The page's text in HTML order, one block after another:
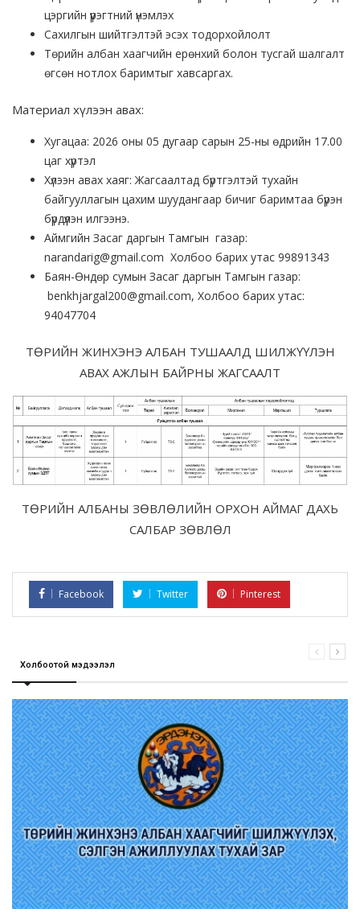
цэргийн үүрэгтний үнэмлэх
Сахилгын шийтгэлтэй эсэх тодорхойлолт
Төрийн албан хаагчийн ерөнхий болон тусгай шалгалт
өгсөн нотлох баримтыг хавсаргах.
Материал хүлээн авах:
Хугацаа: 2026 оны 05 дугаар сарын 25-ны өдрийн 17.00
цаг хүртэл
Хүлээн авах хаяг: Жагсаалтад бүртгэлтэй тухайн
байгууллагын цахим шуудангаар бичиг баримтаа бүрэн
бүрдүүлэн илгээнэ.
Аймгийн Засаг даргын Тамгын газар:
narandarig@gmail.com Холбоо барих утас 99891343
Баян-Өндөр сумын Засаг даргын Тамгын газар:
benkhjargal200@gmail.com, Холбоо барих утас:
94047704
ТӨРИЙН ЖИНХЭНЭ АЛБАН ТУШААЛД ШИЛЖҮҮЛЭН
АВАХ АЖЛЫН БАЙРНЫ ЖАГСААЛТ
ТӨРИЙН АЛБАНЫ ЗӨВЛӨЛИЙН ОРХОН АЙМАГ ДАХЬ
САЛБАР ЗӨВЛӨЛ
Facebook Twitter Pinterest
Холбоотой мэдээлэл